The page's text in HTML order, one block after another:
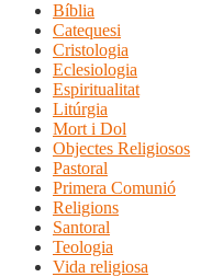
Bíblia
Catequesi
Cristologia
Eclesiologia
Espiritualitat
Litúrgia
Mort i Dol
Objectes Religiosos
Pastoral
Primera Comunió
Religions
Santoral
Teologia
Vida religiosa